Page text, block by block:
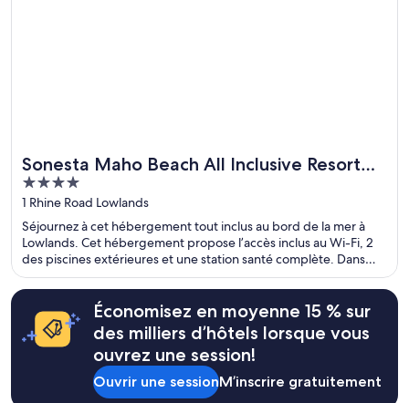
Sonesta Maho Beach All Inclusive Resort
Casino & Spa
4
out
of
5
1 Rhine Road Lowlands
Séjournez à cet hébergement tout inclus au bord de la mer à
Lowlands. Cet hébergement propose l’accès inclus au Wi-Fi, 2
des piscines extérieures et une station santé complète. Dans
leurs avis, nos clients font l’éloge du personnel serviable et de la
propreté des chambres. Deux attractions prisées, Plage de
Maho et Plage de Mullet Bay Beach, se situent à proximité.
Économisez en moyenne 15 % sur
des milliers d’hôtels lorsque vous
ouvrez une session!
Ouvrir une sessionM’inscrire gratuitement